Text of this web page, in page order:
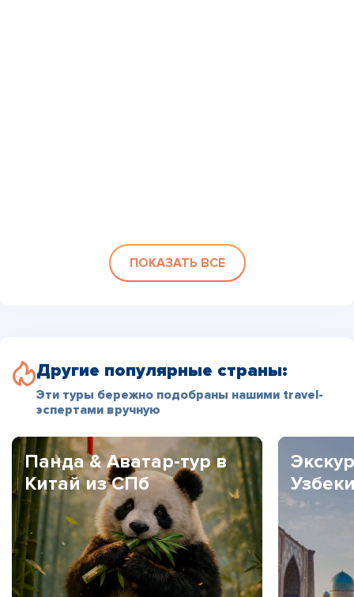
ПОКАЗАТЬ ВСЕ
Другие популярные страны:
Эти туры бережно подобраны нашими travel-
эспертами вручную
Панда & Аватар-тур в
Китай из СПб